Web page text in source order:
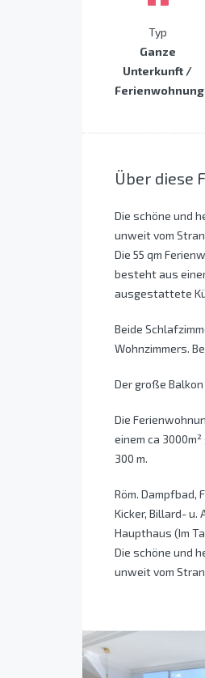
Typ
Ganze
Unterkunft /
Ferienwohnung
Über diese
Die schöne und
unweit vom
Die 55 qm
besteht aus
ausgestattete
Beide
Wohnzimmers.
Der große
Die
einem ca
300 m.
Röm. Dampfbad,
Kicker, Billard-
Haupthaus (Im
Die schöne und
unweit vom